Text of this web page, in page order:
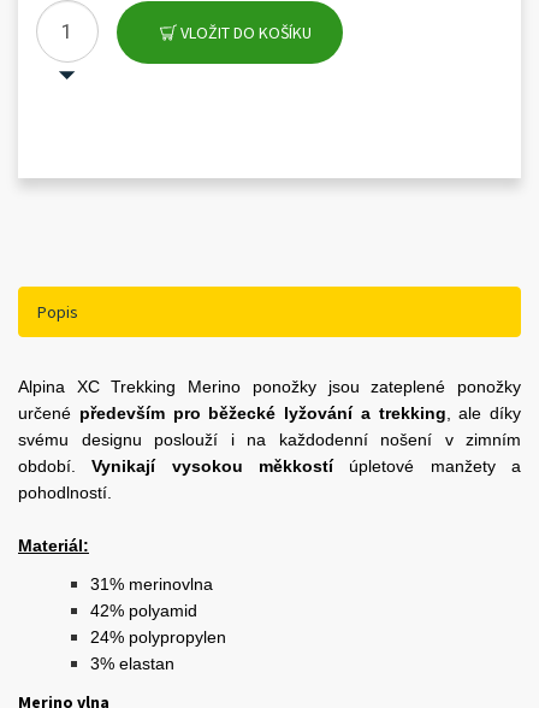
VLOŽIT DO KOŠÍKU
Popis
Alpina XC Trekking Merino ponožky jsou zateplené ponožky
určené především pro běžecké lyžování a trekking , ale díky
svému designu poslouží i na každodenní nošení v zimním
období.Vynikají vysokou měkkostí úpletové manžety a
pohodlností.
Materiál:
31% merinovlna
42% polyamid
24% polypropylen
3% elastan
Merino vlna